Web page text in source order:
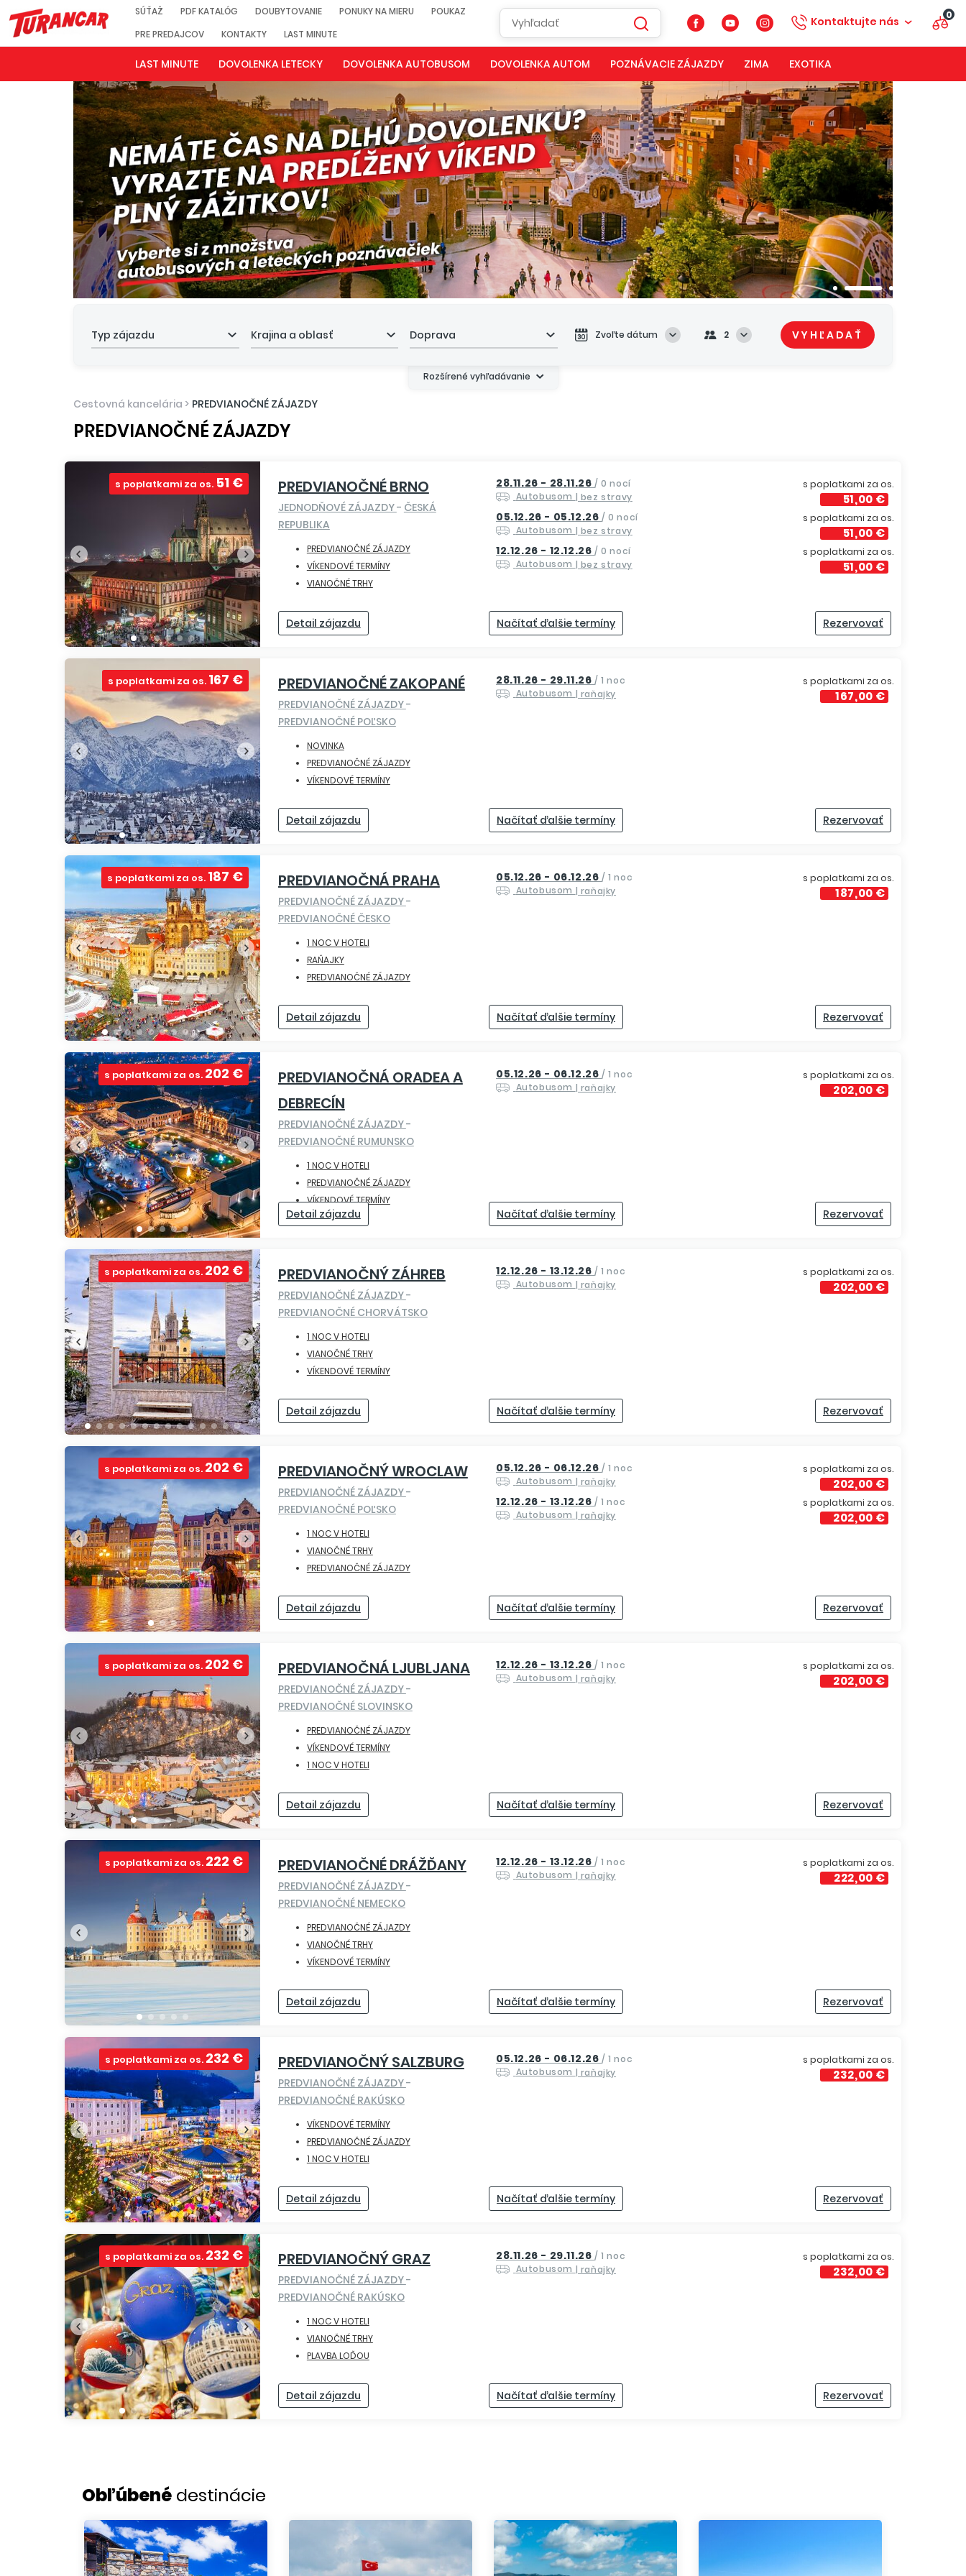
SÚŤAŽ PDF KATALÓG DOUBYTOVANIE PONUKY NA MIERU
POUKAZ
PRE PREDAJCOV
KONTAKTY LAST MINUTE
Kontaktujte nás 0
LAST MINUTE DOVOLENKA LETECKY DOVOLENKA AUTOBUSOM DOVOLENKA AUTOM POZNÁVACIE ZÁJAZDY ZIMA EXOTIKA
Rozšírené vyhľadávanie
Typ zájazdu Krajina a oblasť Doprava Zvoľte dátum 2 VYHĽADAŤ
Cestovná kancelária > PREDVIANOČNÉ ZÁJAZDY
PREDVIANOČNÉ ZÁJAZDY
PREDVIANOČNÉ BRNO
JEDNODŇOVÉ ZÁJAZDY- ČESKÁ
REPUBLIKA
s poplatkami za os. 51 €
PREDVIANOČNÉ ZÁJAZDY
VÍKENDOVÉ TERMÍNY
VIANOČNÉ TRHY
Detail zájazdu
28.11.26 - 28.11.26 / 0 nocí
Autobusom | bez stravy
s poplatkami za os.
51,00 €
05.12.26 - 05.12.26 / 0 nocí
Autobusom | bez stravy
s poplatkami za os.
51,00 €
12.12.26 - 12.12.26 / 0 nocí
Autobusom | bez stravy
s poplatkami za os.
51,00 €
Načítať ďalšie termíny Rezervovať
PREDVIANOČNÉ ZAKOPANÉ
PREDVIANOČNÉ ZÁJAZDY-
PREDVIANOČNÉ POĽSKO
s poplatkami za os. 167 €
NOVINKA
PREDVIANOČNÉ ZÁJAZDY
VÍKENDOVÉ TERMÍNY
Detail zájazdu
28.11.26 - 29.11.26 / 1 noc
Autobusom | raňajky
s poplatkami za os.
167,00 €
Načítať ďalšie termíny Rezervovať
PREDVIANOČNÁ PRAHA
PREDVIANOČNÉ ZÁJAZDY-
PREDVIANOČNÉ ČESKO
s poplatkami za os. 187 €
1 NOC V HOTELI
RAŇAJKY
PREDVIANOČNÉ ZÁJAZDY
Detail zájazdu
05.12.26 - 06.12.26 / 1 noc
Autobusom | raňajky
s poplatkami za os.
187,00 €
Načítať ďalšie termíny Rezervovať
PREDVIANOČNÁ ORADEA A
DEBRECÍN
PREDVIANOČNÉ ZÁJAZDY-
PREDVIANOČNÉ RUMUNSKO
s poplatkami za os. 202 €
1 NOC V HOTELI
PREDVIANOČNÉ ZÁJAZDY
VÍKENDOVÉ TERMÍNY
Detail zájazdu
05.12.26 - 06.12.26 / 1 noc
Autobusom | raňajky
s poplatkami za os.
202,00 €
Načítať ďalšie termíny Rezervovať
PREDVIANOČNÝ ZÁHREB
PREDVIANOČNÉ ZÁJAZDY-
PREDVIANOČNÉ CHORVÁTSKO
s poplatkami za os. 202 €
1 NOC V HOTELI
VIANOČNÉ TRHY
VÍKENDOVÉ TERMÍNY
Detail zájazdu
12.12.26 - 13.12.26 / 1 noc
Autobusom | raňajky
s poplatkami za os.
202,00 €
Načítať ďalšie termíny Rezervovať
PREDVIANOČNÝ WROCLAW
PREDVIANOČNÉ ZÁJAZDY-
PREDVIANOČNÉ POĽSKO
s poplatkami za os. 202 €
1 NOC V HOTELI
VIANOČNÉ TRHY
PREDVIANOČNÉ ZÁJAZDY
Detail zájazdu
05.12.26 - 06.12.26 / 1 noc
Autobusom | raňajky
s poplatkami za os.
202,00 €
12.12.26 - 13.12.26 / 1 noc
Autobusom | raňajky
s poplatkami za os.
202,00 €
Načítať ďalšie termíny Rezervovať
PREDVIANOČNÁ LJUBLJANA
PREDVIANOČNÉ ZÁJAZDY-
PREDVIANOČNÉ SLOVINSKO
s poplatkami za os. 202 €
PREDVIANOČNÉ ZÁJAZDY
VÍKENDOVÉ TERMÍNY
1 NOC V HOTELI
Detail zájazdu
12.12.26 - 13.12.26 / 1 noc
Autobusom | raňajky
s poplatkami za os.
202,00 €
Načítať ďalšie termíny Rezervovať
PREDVIANOČNÉ DRÁŽĎANY
PREDVIANOČNÉ ZÁJAZDY-
PREDVIANOČNÉ NEMECKO
s poplatkami za os. 222 €
PREDVIANOČNÉ ZÁJAZDY
VIANOČNÉ TRHY
VÍKENDOVÉ TERMÍNY
Detail zájazdu
12.12.26 - 13.12.26 / 1 noc
Autobusom | raňajky
s poplatkami za os.
222,00 €
Načítať ďalšie termíny Rezervovať
PREDVIANOČNÝ SALZBURG
PREDVIANOČNÉ ZÁJAZDY-
PREDVIANOČNÉ RAKÚSKO
s poplatkami za os. 232 €
VÍKENDOVÉ TERMÍNY
PREDVIANOČNÉ ZÁJAZDY
1 NOC V HOTELI
Detail zájazdu
05.12.26 - 06.12.26 / 1 noc
Autobusom | raňajky
s poplatkami za os.
232,00 €
Načítať ďalšie termíny Rezervovať
PREDVIANOČNÝ GRAZ
PREDVIANOČNÉ ZÁJAZDY-
PREDVIANOČNÉ RAKÚSKO
s poplatkami za os. 232 €
1 NOC V HOTELI
VIANOČNÉ TRHY
PLAVBA LOĎOU
Detail zájazdu
28.11.26 - 29.11.26 / 1 noc
Autobusom | raňajky
s poplatkami za os.
232,00 €
Načítať ďalšie termíny Rezervovať
Obľúbené destinácie